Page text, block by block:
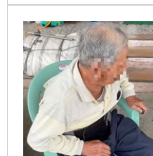
似症狀，特約獸醫師須於
可處100萬元罰鍰。